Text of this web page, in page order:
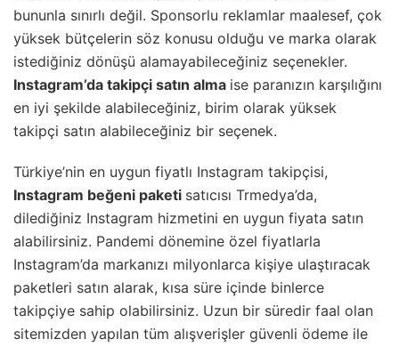
bununla sınırlı değil. Sponsorlu reklamlar maalesef, çok
yüksek bütçelerin söz konusu olduğu ve marka olarak
istediğiniz dönüşü alamayabileceğiniz seçenekler.
Instagram’da takipçi satın alma ise paranızın karşılığını
en iyi şekilde alabileceğiniz, birim olarak yüksek
takipçi satın alabileceğiniz bir seçenek.
Türkiye’nin en uygun fiyatlı Instagram takipçisi,
Instagram beğeni paketi satıcısı Trmedya’da,
dilediğiniz Instagram hizmetini en uygun fiyata satın
alabilirsiniz. Pandemi dönemine özel fiyatlarla
Instagram’da markanızı milyonlarca kişiye ulaştıracak
paketleri satın alarak, kısa süre içinde binlerce
takipçiye sahip olabilirsiniz. Uzun bir süredir faal olan
sitemizden yapılan tüm alışverişler güvenli ödeme ile